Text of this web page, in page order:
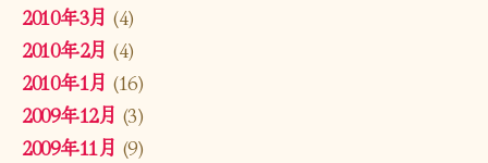
2010年3月 (4)
2010年2月 (4)
2010年1月 (16)
2009年12月 (3)
2009年11月 (9)